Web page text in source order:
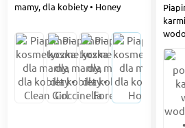
mamy, dla kobiety • Honey